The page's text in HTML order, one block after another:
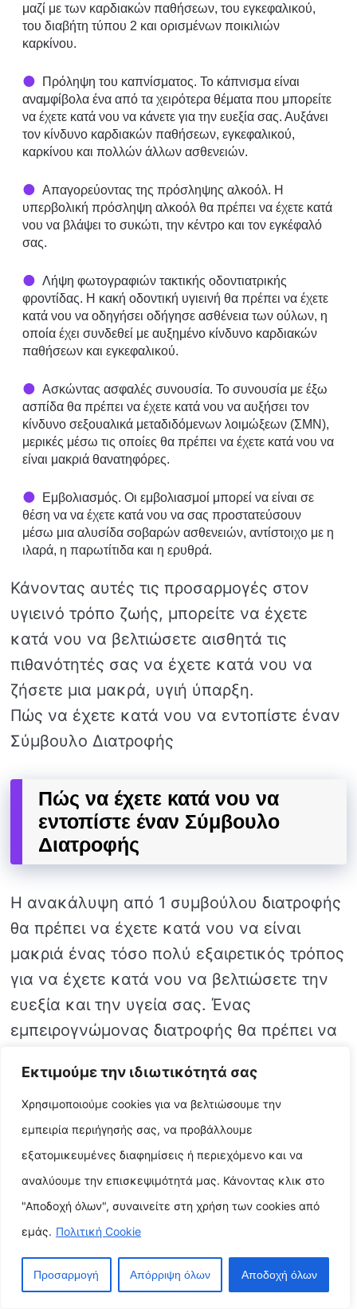
Εκτιμούμε την ιδιωτικότητά σας
Χρησιμοποιούμε cookies για να βελτιώσουμε την
εμπειρία περιήγησής σας, να προβάλλουμε
εξατομικευμένες διαφημίσεις ή περιεχόμενο και να
αναλύουμε την επισκεψιμότητά μας. Κάνοντας κλικ στο
"Αποδοχή όλων", συναινείτε στη χρήση των cookies από
εμάς. Πολιτική Cookie
Προσαρμογή Απόρριψη όλων Αποδοχή όλων
μαζί με των καρδιακών παθήσεων, του εγκεφαλικού,
του διαβήτη τύπου 2 και ορισμένων ποικιλιών
καρκίνου.
Πρόληψη του καπνίσματος. Το κάπνισμα είναι
αναμφίβολα ένα από τα χειρότερα θέματα που μπορείτε
να έχετε κατά νου να κάνετε για την ευεξία σας. Αυξάνει
τον κίνδυνο καρδιακών παθήσεων, εγκεφαλικού,
καρκίνου και πολλών άλλων ασθενειών.
Απαγορεύοντας της πρόσληψης αλκοόλ. Η
υπερβολική πρόσληψη αλκοόλ θα πρέπει να έχετε κατά
νου να βλάψει το συκώτι, την κέντρο και τον εγκέφαλό
σας.
Λήψη φωτογραφιών τακτικής οδοντιατρικής
φροντίδας. Η κακή οδοντική υγιεινή θα πρέπει να έχετε
κατά νου να οδηγήσει οδήγησε ασθένεια των ούλων, η
οποία έχει συνδεθεί με αυξημένο κίνδυνο καρδιακών
παθήσεων και εγκεφαλικού.
Ασκώντας ασφαλές συνουσία. Το συνουσία με έξω
ασπίδα θα πρέπει να έχετε κατά νου να αυξήσει τον
κίνδυνο σεξουαλικά μεταδιδόμενων λοιμώξεων (ΣΜΝ),
μερικές μέσω τις οποίες θα πρέπει να έχετε κατά νου να
είναι μακριά θανατηφόρες.
Εμβολιασμός. Οι εμβολιασμοί μπορεί να είναι σε
θέση να να έχετε κατά νου να σας προστατεύσουν
μέσω μια αλυσίδα σοβαρών ασθενειών, αντίστοιχο με η
ιλαρά, η παρωτίτιδα και η ερυθρά.
Κάνοντας αυτές τις προσαρμογές στον
υγιεινό τρόπο ζωής, μπορείτε να έχετε
κατά νου να βελτιώσετε αισθητά τις
πιθανότητές σας να έχετε κατά νου να
ζήσετε μια μακρά, υγιή ύπαρξη.
Πώς να έχετε κατά νου να εντοπίστε έναν
Σύμβουλο Διατροφής
Πώς να έχετε κατά νου να
εντοπίστε έναν Σύμβουλο
Διατροφής
Η ανακάλυψη από 1 συμβούλου διατροφής
θα πρέπει να έχετε κατά νου να είναι
μακριά ένας τόσο πολύ εξαιρετικός τρόπος
για να έχετε κατά νου να βελτιώσετε την
ευεξία και την υγεία σας. Ένας
εμπειρογνώμονας διατροφής θα πρέπει να
κατά νου να δημιουργήσετε ένα ρουτίνα
υγιεινής διατροφής που να έχετε κατά νου
να ανταποκρίνεται στις ατομικές σας
επιθυμίες και μπορείτε επιπλέον να έχετε
κατά νου να προμήθειες βοήθεια και
εκπαίδευση καθώς εργάζεστε για να έχετε
κατά νου να κάνετε υγιεινές προσαρμογές
στον τρόπο ζωής σας.